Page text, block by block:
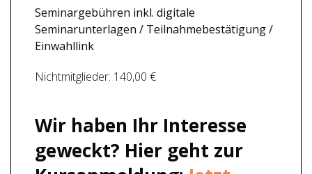
Seminargebühren inkl. digitale
Seminarunterlagen / Teilnahmebestätigung /
Einwahllink
Nichtmitglieder: 140,00 €
Wir haben Ihr Interesse
geweckt? Hier geht zur